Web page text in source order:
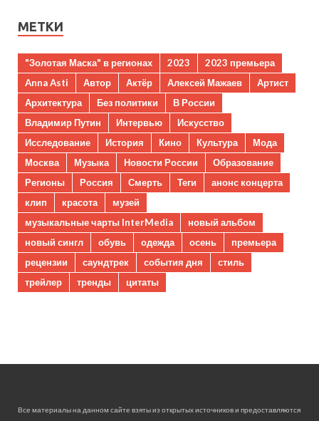
МЕТКИ
"Золотая Маска" в регионах 2023
2023 премьера
Anna Asti
Автор Актёр Алексей Мажаев
Артист
Архитектура
Без политики
В России
Владимир Путин
Интервью
Искусство
Исследование
История Кино Культура
Мода
Москва
Музыка Новости России
Образование
Регионы
Россия Смерть Теги
анонс концерта
клип
красота
музей
музыкальные чарты InterMedia
новый альбом
новый сингл
обувь одежда осень
премьера
рецензии
саундтрек события дня
стиль
трейлер
тренды цитаты
Все материалы на данном сайте взяты из открытых источников и предоставляются